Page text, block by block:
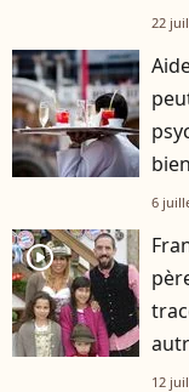
22
6
player2
12